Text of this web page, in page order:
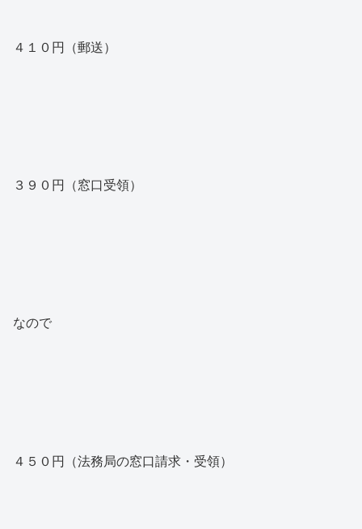
４１０円（郵送）
３９０円（窓口受領）
なので
４５０円（法務局の窓口請求・受領）